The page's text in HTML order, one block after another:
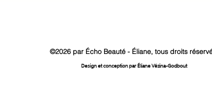
©2026 par Écho Beauté - Éliane, tous droits
Design et conception par Éliane Vézina-Godbout